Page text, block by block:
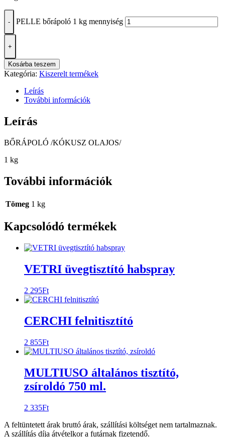
- PELLE bőrápoló 1 kg mennyiség
+
Kosárba teszem
Kategória: Kiszerelt termékek
Leírás
További információk
Leírás
BŐRÁPOLÓ /KÓKUSZ OLAJOS/
1 kg
További információk
Tömeg 1 kg
Kapcsolódó termékek
VETRI üvegtisztító habspray
2 295Ft
CERCHI felnitisztító
2 855Ft
MULTIUSO általános tisztító,
zsíroldó 750 ml.
2 335Ft
A feltüntetett árak bruttó árak, szállítási költséget nem tartalmaznak.
A szállítás díja átvételkor a futárnak fizetendő.